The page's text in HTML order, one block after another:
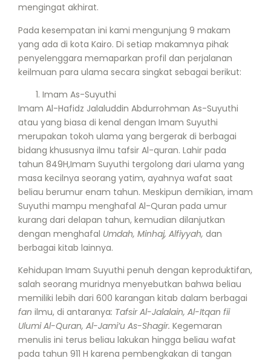
mengingat akhirat.
Pada kesempatan ini kami mengunjung 9 makam
yang ada di kota Kairo. Di setiap makamnya pihak
penyelenggara memaparkan profil dan perjalanan
keilmuan para ulama secara singkat sebagai berikut:
Imam As-Suyuthi
Imam Al-Hafidz Jalaluddin Abdurrohman As-Suyuthi
atau yang biasa di kenal dengan Imam Suyuthi
merupakan tokoh ulama yang bergerak di berbagai
bidang khususnya ilmu tafsir Al-quran. Lahir pada
tahun 849H,Imam Suyuthi tergolong dari ulama yang
masa kecilnya seorang yatim, ayahnya wafat saat
beliau berumur enam tahun. Meskipun demikian, imam
Suyuthi mampu menghafal Al-Quran pada umur
kurang dari delapan tahun, kemudian dilanjutkan
dengan menghafal Umdah, Minhaj, Alfiyyah, dan
berbagai kitab lainnya.
Kehidupan Imam Suyuthi penuh dengan keproduktifan,
salah seorang muridnya menyebutkan bahwa beliau
memiliki lebih dari 600 karangan kitab dalam berbagai
fan ilmu, di antaranya: Tafsir Al-Jalalain, Al-Itqan fii
Ulumi Al-Quran, Al-Jami’u As-Shagir. Kegemaran
menulis ini terus beliau lakukan hingga beliau wafat
pada tahun 911 H karena pembengkakan di tangan